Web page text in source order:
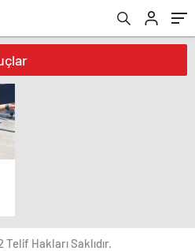
Hakları Saklıdır.